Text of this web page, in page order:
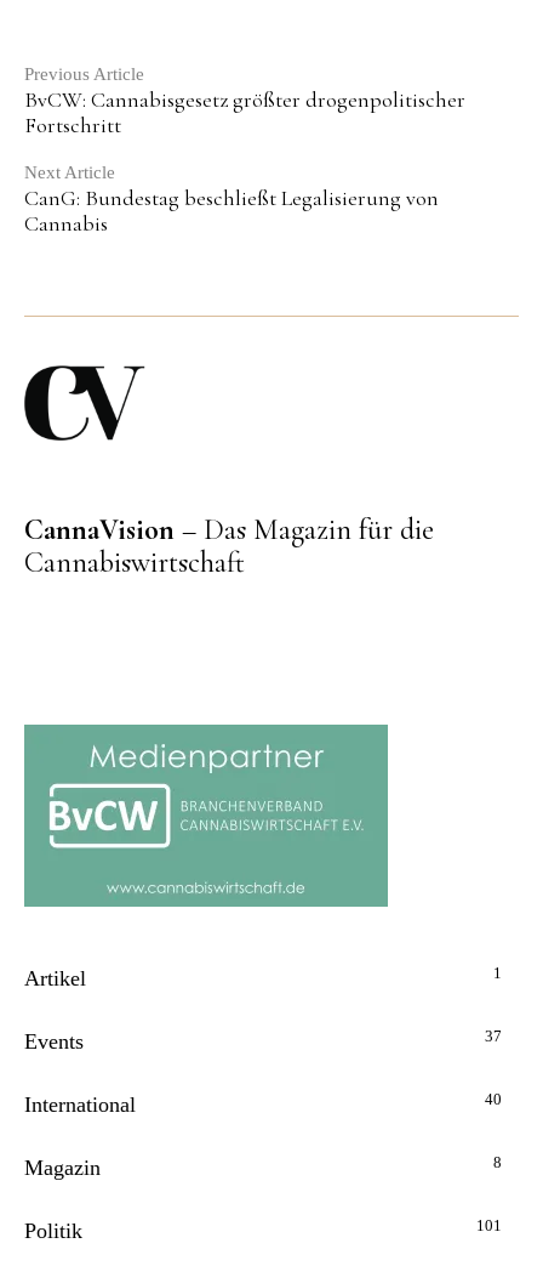
Continue
Reading
Previous Article
BvCW: Cannabisgesetz größter drogenpolitischer
Fortschritt
Next Article
CanG: Bundestag beschließt Legalisierung von
Cannabis
CannaVision – Das Magazin für die
Cannabiswirtschaft
Artikel 1
Events 37
International 40
Magazin 8
Politik 101